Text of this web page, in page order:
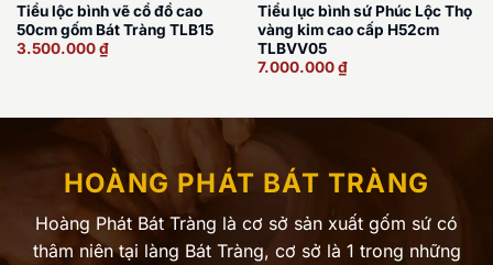
Tiểu lộc bình vẽ cổ đồ cao
50cm gốm Bát Tràng TLB15
3.500.000₫
Tiểu lục bình sứ Phúc Lộc Thọ
vàng kim cao cấp H52cm
TLBVV05
7.000.000₫
HOÀNG PHÁT BÁT TRÀNG
Hoàng Phát Bát Tràng là cơ sở sản xuất gốm sứ có
thâm niên tại làng Bát Tràng, cơ sở là 1 trong những